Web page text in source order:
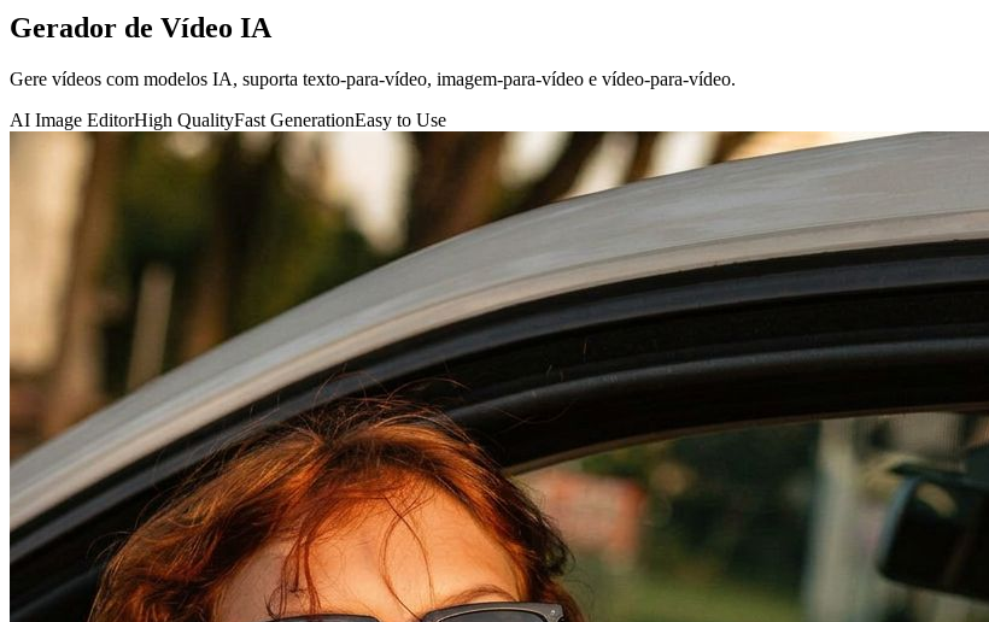
Gerador de Vídeo IA
Gere vídeos com modelos IA, suporta texto-para-vídeo, imagem-para-vídeo e vídeo-para-vídeo.
AI Image EditorHigh QualityFast GenerationEasy to Use